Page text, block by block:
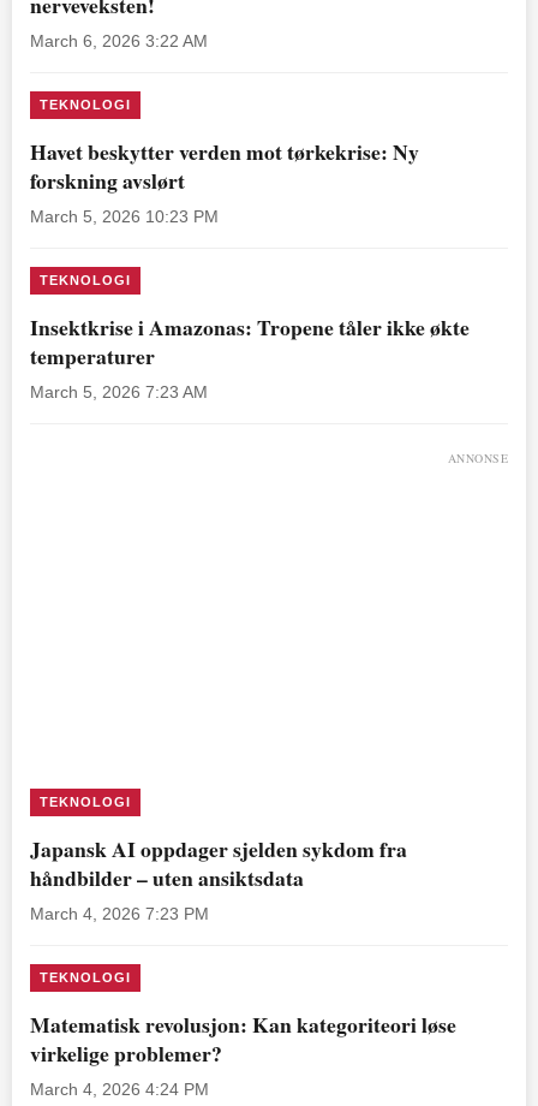
March 6, 2026 3:22 AM
TEKNOLOGI
Havet beskytter verden mot tørkekrise: Ny
forskning avslørt
March 5, 2026 10:23 PM
TEKNOLOGI
Insektkrise i Amazonas: Tropene tåler ikke økte
temperaturer
March 5, 2026 7:23 AM
ANNONSE
TEKNOLOGI
Japansk AI oppdager sjelden sykdom fra
håndbilder – uten ansiktsdata
March 4, 2026 7:23 PM
TEKNOLOGI
Matematisk revolusjon: Kan kategoriteori løse
virkelige problemer?
March 4, 2026 4:24 PM